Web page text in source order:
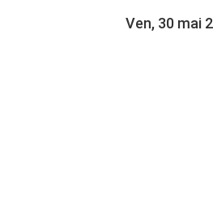
Ven, 30 mai